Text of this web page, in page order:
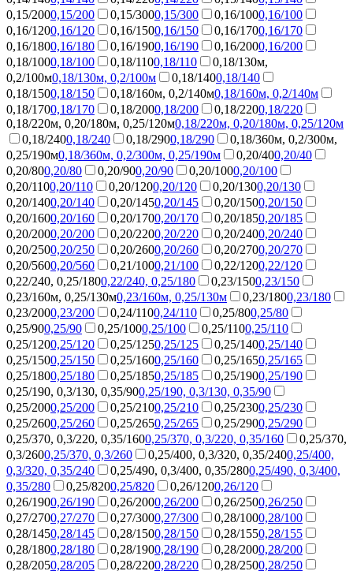
0,15/2000,15/200 0,15/3000,15/300 0,16/1000,16/100
0,16/1200,16/120 0,16/1500,16/150 0,16/1700,16/170
0,16/1800,16/180 0,16/1900,16/190 0,16/2000,16/200
0,18/1000,18/100 0,18/1100,18/110
0,18/130м,
0,2/100м0,18/130м, 0,2/100м 0,18/1400,18/140
0,18/1500,18/150 0,18/160м, 0,2/140м0,18/160м, 0,2/140м
0,18/1700,18/170 0,18/2000,18/200 0,18/2200,18/220
0,18/220м, 0,20/180м, 0,25/120м0,18/220м, 0,20/180м, 0,25/120м
0,18/2400,18/240 0,18/2900,18/290
0,18/360м, 0,2/300м,
0,25/190м0,18/360м, 0,2/300м, 0,25/190м 0,20/400,20/40
0,20/800,20/80 0,20/900,20/90 0,20/1000,20/100
0,20/1100,20/110 0,20/1200,20/120 0,20/1300,20/130
0,20/1400,20/140 0,20/1450,20/145 0,20/1500,20/150
0,20/1600,20/160 0,20/1700,20/170 0,20/1850,20/185
0,20/2000,20/200 0,20/2200,20/220 0,20/2400,20/240
0,20/2500,20/250 0,20/2600,20/260 0,20/2700,20/270
0,20/5600,20/560 0,21/1000,21/100 0,22/1200,22/120
0,22/240, 0,25/1800,22/240, 0,25/180 0,23/1500,23/150
0,23/160м, 0,25/130м0,23/160м, 0,25/130м 0,23/1800,23/180
0,23/2000,23/200 0,24/1100,24/110 0,25/800,25/80
0,25/900,25/90 0,25/1000,25/100 0,25/1100,25/110
0,25/1200,25/120 0,25/1250,25/125 0,25/1400,25/140
0,25/1500,25/150 0,25/1600,25/160 0,25/1650,25/165
0,25/1800,25/180 0,25/1850,25/185 0,25/1900,25/190
0,25/190, 0,3/130, 0,35/900,25/190, 0,3/130, 0,35/90
0,25/2000,25/200 0,25/2100,25/210 0,25/2300,25/230
0,25/2600,25/260 0,25/2650,25/265 0,25/2900,25/290
0,25/370, 0,3/220, 0,35/1600,25/370, 0,3/220, 0,35/160
0,25/370,
0,3/2600,25/370, 0,3/260 0,25/400, 0,3/320, 0,35/2400,25/400,
0,3/320, 0,35/240
0,25/490, 0,3/400, 0,35/2800,25/490, 0,3/400,
0,35/280
0,25/8200,25/820 0,26/1200,26/120
0,26/1900,26/190 0,26/2000,26/200 0,26/2500,26/250
0,27/2700,27/270 0,27/3000,27/300 0,28/1000,28/100
0,28/1450,28/145 0,28/1500,28/150 0,28/1550,28/155
0,28/1800,28/180 0,28/1900,28/190 0,28/2000,28/200
0,28/2050,28/205 0,28/2200,28/220 0,28/2500,28/250